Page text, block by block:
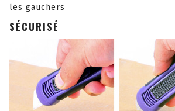
les gauchers
SÉCURISÉ